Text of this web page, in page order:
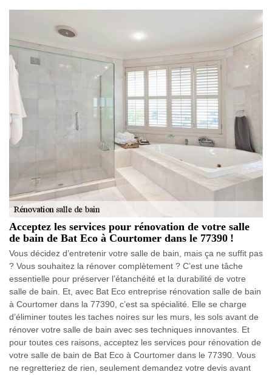
Acceptez les services pour rénovation de votre salle
de bain de Bat Eco à Courtomer dans le 77390 !
Vous décidez d’entretenir votre salle de bain, mais ça ne suffit pas
? Vous souhaitez la rénover complètement ? C’est une tâche
essentielle pour préserver l’étanchéité et la durabilité de votre
salle de bain. Et, avec Bat Eco entreprise rénovation salle de bain
à Courtomer dans la 77390, c’est sa spécialité. Elle se charge
d’éliminer toutes les taches noires sur les murs, les sols avant de
rénover votre salle de bain avec ses techniques innovantes. Et
pour toutes ces raisons, acceptez les services pour rénovation de
votre salle de bain de Bat Eco à Courtomer dans le 77390. Vous
ne regretteriez de rien, seulement demandez votre devis avant